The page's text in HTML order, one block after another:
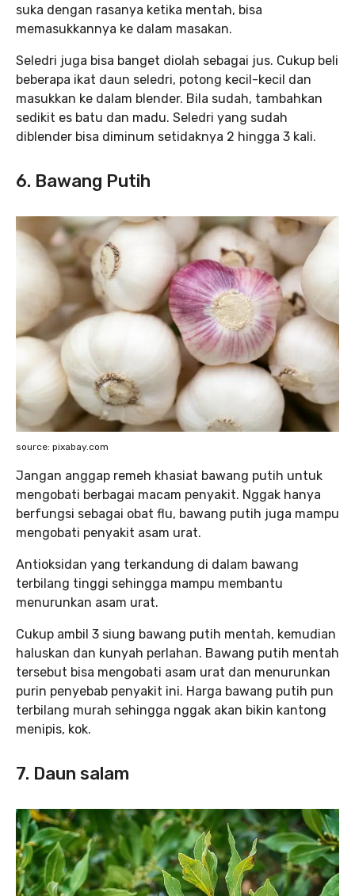
suka dengan rasanya ketika mentah, bisa
memasukkannya ke dalam masakan.
Seledri juga bisa banget diolah sebagai jus. Cukup beli
beberapa ikat daun seledri, potong kecil-kecil dan
masukkan ke dalam blender. Bila sudah, tambahkan
sedikit es batu dan madu. Seledri yang sudah
diblender bisa diminum setidaknya 2 hingga 3 kali.
6. Bawang Putih
source: pixabay.com
Jangan anggap remeh khasiat bawang putih untuk
mengobati berbagai macam penyakit. Nggak hanya
berfungsi sebagai obat flu, bawang putih juga mampu
mengobati penyakit asam urat.
Antioksidan yang terkandung di dalam bawang
terbilang tinggi sehingga mampu membantu
menurunkan asam urat.
Cukup ambil 3 siung bawang putih mentah, kemudian
haluskan dan kunyah perlahan. Bawang putih mentah
tersebut bisa mengobati asam urat dan menurunkan
purin penyebab penyakit ini. Harga bawang putih pun
terbilang murah sehingga nggak akan bikin kantong
menipis, kok.
7. Daun salam